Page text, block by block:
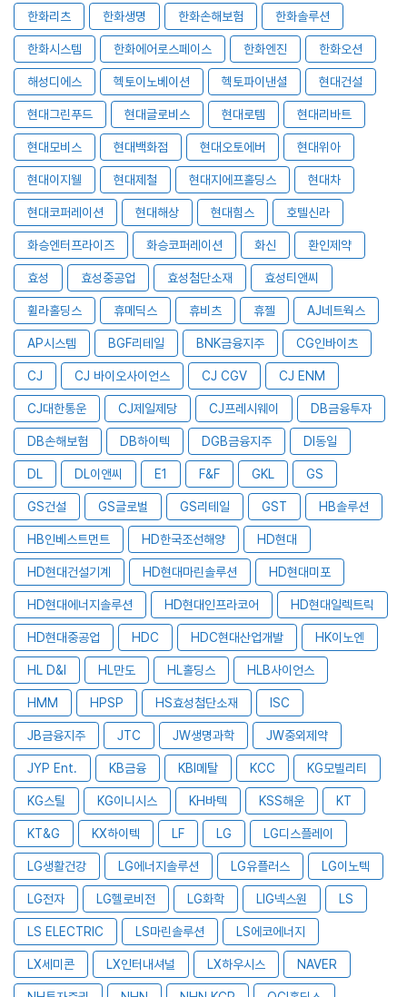
한화리츠 한화생명 한화손해보험 한화솔루션
한화시스템 한화에어로스페이스 한화엔진 한화오션
해성디에스 헥토이노베이션 헥토파이낸셜 현대건설
현대그린푸드 현대글로비스 현대로템 현대리바트
현대모비스 현대백화점 현대오토에버 현대위아
현대이지웰 현대제철 현대지에프홀딩스 현대차
현대코퍼레이션 현대해상 현대힘스 호텔신라
화승엔터프라이즈 화승코퍼레이션 화신 환인제약
효성 효성중공업 효성첨단소재 효성티앤씨
휠라홀딩스 휴메딕스 휴비츠 휴젤 AJ네트웍스
AP시스템 BGF리테일 BNK금융지주 CG인바이츠
CJ CJ 바이오사이언스 CJ CGV CJ ENM
CJ대한통운 CJ제일제당 CJ프레시웨이 DB금융투자
DB손해보험 DB하이텍 DGB금융지주 DI동일
DL DL이앤씨 E1 F&F GKL GS
GS건설 GS글로벌 GS리테일 GST HB솔루션
HB인베스트먼트 HD한국조선해양 HD현대
HD현대건설기계 HD현대마린솔루션 HD현대미포
HD현대에너지솔루션 HD현대인프라코어 HD현대일렉트릭
HD현대중공업 HDC HDC현대산업개발 HK이노엔
HL D&I HL만도 HL홀딩스 HLB사이언스
HMM HPSP HS효성첨단소재 ISC
JB금융지주 JTC JW생명과학 JW중외제약
JYP Ent. KB금융 KBI메탈 KCC KG모빌리티
KG스틸 KG이니시스 KH바텍 KSS해운 KT
KT&G KX하이텍 LF LG LG디스플레이
LG생활건강 LG에너지솔루션 LG유플러스 LG이노텍
LG전자 LG헬로비전 LG화학 LIG넥스원 LS
LS ELECTRIC LS마린솔루션 LS에코에너지
LX세미콘 LX인터내셔널 LX하우시스 NAVER